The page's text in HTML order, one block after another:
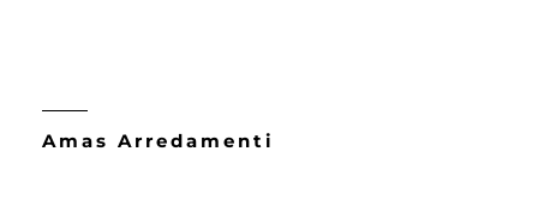
Amas Arredamenti